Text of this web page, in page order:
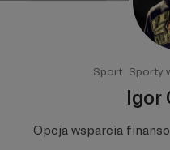
Sport Sporty
Igor
Opcja wsparcia